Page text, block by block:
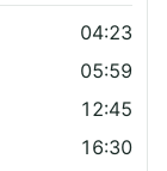
04:23
05:59
12:45
16:30